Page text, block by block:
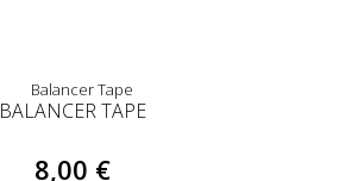
BALANCER TAPE
8,00 €